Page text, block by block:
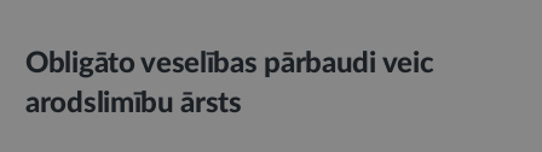
Obligāto veselības pārbaudi veic
arodslimību ārsts